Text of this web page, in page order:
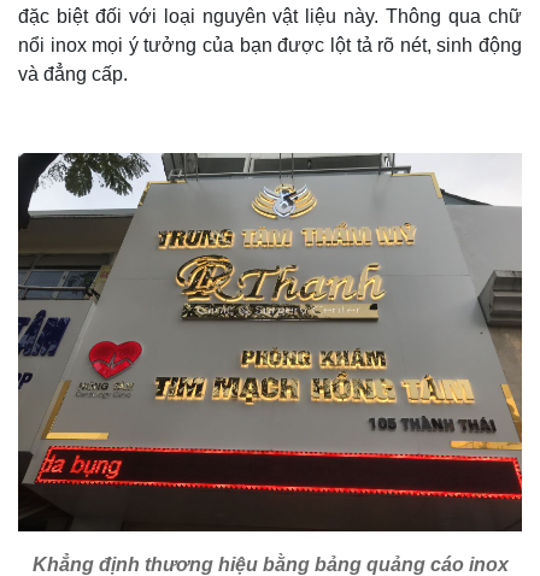
đặc biệt đối với loại nguyên vật liệu này. Thông qua chữ
nổi inox mọi ý tưởng của bạn được lột tả rõ nét, sinh động
và đẳng cấp.
Khẳng định thương hiệu bằng bảng quảng cáo inox